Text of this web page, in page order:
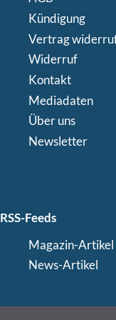
Kündigung
Vertrag
Widerruf
Kontakt
Mediadaten
Über uns
Newsletter
RSS-Feeds
Magazin-Artikel
News-Artikel